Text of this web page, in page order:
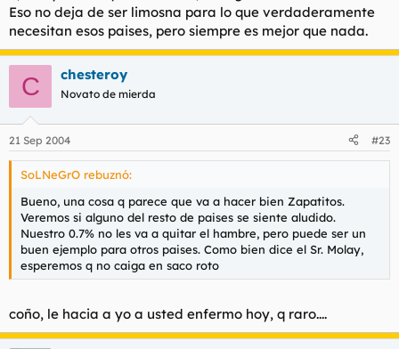
Eso no deja de ser limosna para lo que verdaderamente
necesitan esos paises, pero siempre es mejor que nada.
C chesteroy
Novato de mierda
21 Sep 2004 #23
SoLNeGrO rebuznó:
Bueno, una cosa q parece que va a hacer bien Zapatitos.
Veremos si alguno del resto de paises se siente aludido.
Nuestro 0.7% no les va a quitar el hambre, pero puede ser un
buen ejemplo para otros paises. Como bien dice el Sr. Molay,
esperemos q no caiga en saco roto
coño, le hacia a yo a usted enfermo hoy, q raro....